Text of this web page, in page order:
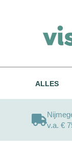
ALLES
v.a. €